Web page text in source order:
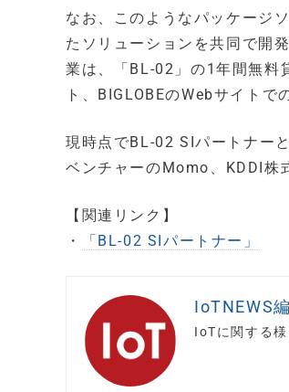
なお、このようなパッケージ
たソリューションを共同で開
業は、「BL-02」の1年間無料
ト、BIGLOBEのWebサイトで
現時点でBL-02 SIパートナー
ベンチャーのMomo、KDDI株
【関連リンク】
・
「BL-02 SIパートナー」
IoTNEWS
IoTに関する